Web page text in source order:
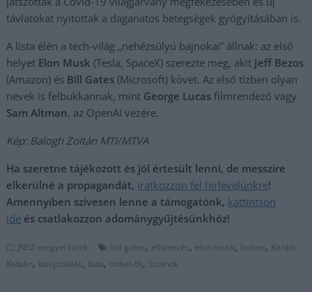
távlatokat nyitottak a daganatos betegségek gyógyításában is.
A lista élén a tech-világ „nehézsúlyú bajnokai” állnak: az első
helyet Elon Musk (Tesla, SpaceX) szerezte meg, akit Jeff Bezos
(Amazon) és Bill Gates (Microsoft) követ. Az első tízben olyan
nevek is felbukkannak, mint George Lucas filmrendező vagy
Sam Altman, az OpenAI vezére.
Kép: Balogh Zoltán MTI/MTVA
Ha szeretne tájékozott és jól értesült lenni, de messzire
elkerülné a propagandát, iratkozzon fel hírlevelünkre!
Amennyiben szívesen lenne a támogatónk, kattintson
ide és csatlakozzon adománygyűjtésünkhöz!
JNSZ megyei hírek bill gates, elismerés, elon musk, forbes, Karikó
Katalin, kisújszállás, lista, nobel-díj, Szolnok